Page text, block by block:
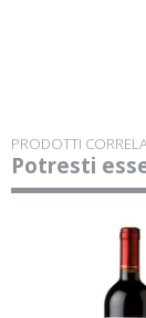
PRODOTTI
Potresti